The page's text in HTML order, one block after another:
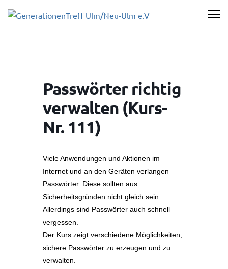
Inhalt
Passwörter richtig
verwalten (Kurs-
Nr. 111)
Viele Anwendungen und Aktionen im
Internet und an den Geräten verlangen
Passwörter. Diese sollten aus
Sicherheitsgründen nicht gleich sein.
Allerdings sind Passwörter auch schnell
vergessen.
Der Kurs zeigt verschiedene Möglichkeiten,
sichere Passwörter zu erzeugen und zu
verwalten.